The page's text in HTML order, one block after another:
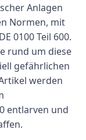
Anlagen
Normen, mit
0100 Teil 600.
rund um diese
gefährlichen
werden
entlarven und